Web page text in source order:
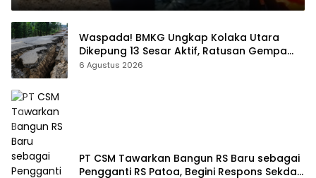
Waspada! BMKG Ungkap Kolaka Utara
Dikepung 13 Sesar Aktif, Ratusan Gempa
Sudah Terekam
6 Agustus 2026
PT CSM Tawarkan Bangun RS Baru sebagai
Pengganti RS Patoa, Begini Respons Sekda